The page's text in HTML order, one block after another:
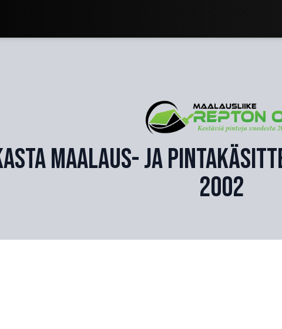
maalaus- ja
2002